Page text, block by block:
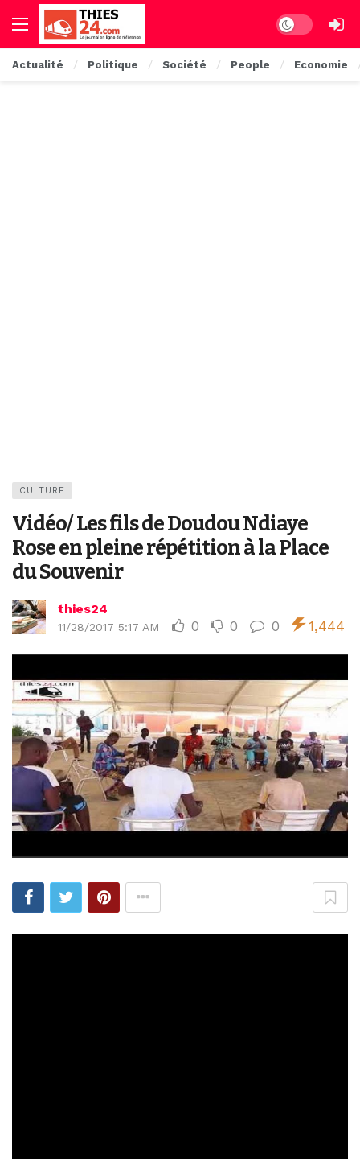
Dark mode
Actualité Politique Société People Economie
CULTURE
Vidéo/ Les fils de Doudou Ndiaye
Rose en pleine répétition à la Place
du Souvenir
thies24
11/28/2017 5:17 AM 0 0 0 1,444